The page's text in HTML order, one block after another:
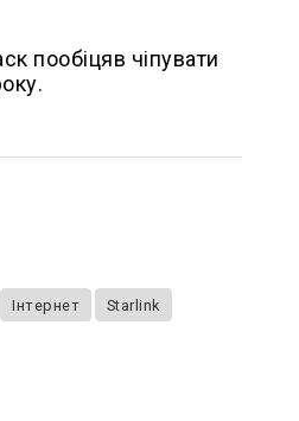
пообіцяв чіпувати
Інтернет Starlink